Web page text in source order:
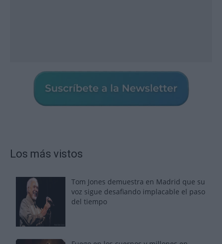
Los más vistos
Tom Jones demuestra en Madrid que su
voz sigue desafiando implacable el paso
del tiempo